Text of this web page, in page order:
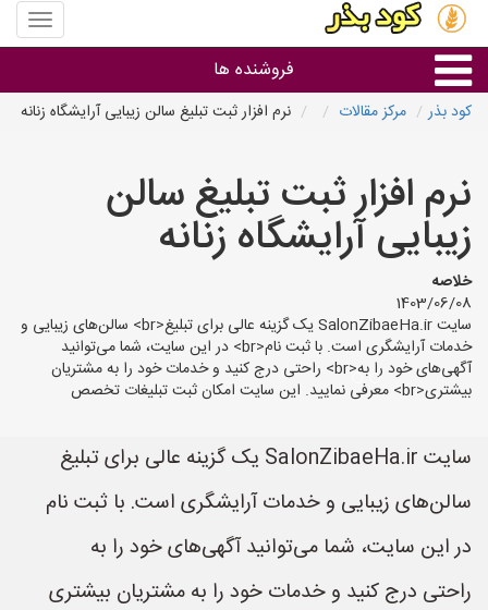
منوی
سایت
بذر
فروشنده ها
استان ها
کود بذر مرکز مقالات نرم افزار ثبت تبلیغ سالن زیبایی آرایشگاه زنانه
نرم افزار ثبت تبلیغ سالن
زیبایی آرایشگاه زنانه
خلاصه
1403/06/08
سایت SalonZibaeHa.ir یک گزینه عالی برای تبلیغ<br> سالن‌های زیبایی و
خدمات آرایشگری است. با ثبت نام<br> در این سایت، شما می‌توانید
آگهی‌های خود را به<br> راحتی درج کنید و خدمات خود را به مشتریان
بیشتری<br> معرفی نمایید. این سایت امکان ثبت تبلیغات تخصص
سایت SalonZibaeHa.ir یک گزینه عالی برای تبلیغ
سالن‌های زیبایی و خدمات آرایشگری است. با ثبت نام
در این سایت، شما می‌توانید آگهی‌های خود را به
راحتی درج کنید و خدمات خود را به مشتریان بیشتری